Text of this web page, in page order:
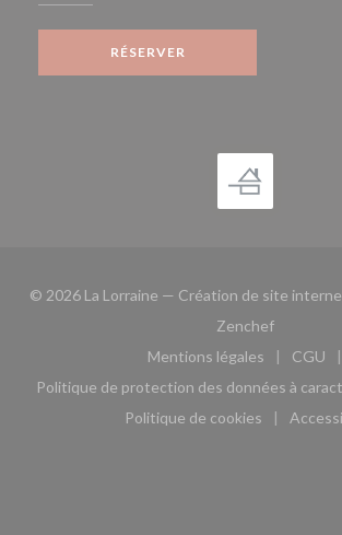
RÉSERVER
© 2026 La Lorraine — Création de site
Zenchef((ouvre
Mentions légales
((ouvre une
CGU
Politique de protection des données à
((ouvre une
Politique de cookies
((ouvre une